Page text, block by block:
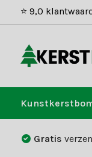
⭐ 9,0
Gratis